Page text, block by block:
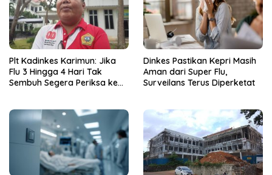
Plt Kadinkes Karimun: Jika
Flu 3 Hingga 4 Hari Tak
Sembuh Segera Periksa ke
Dinkes Pastikan Kepri Masih
Aman dari Super Flu,
Surveilans Terus Diperketat